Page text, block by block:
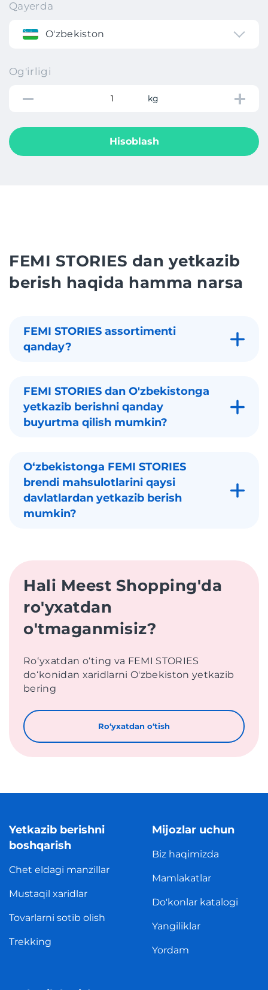
Qayerda
O'zbekiston
Og'irligi
kg
Hisoblash
FEMI STORIES dan yetkazib
berish haqida hamma narsa
FEMI STORIES assortimenti
qanday?
FEMI STORIES dan O'zbekistonga
yetkazib berishni qanday
buyurtma qilish mumkin?
Oʻzbekistonga FEMI STORIES
brendi mahsulotlarini qaysi
davlatlardan yetkazib berish
mumkin?
Hali Meest Shopping'da
ro'yxatdan
o'tmaganmisiz?
Roʻyxatdan oʻting va FEMI STORIES
doʻkonidan xaridlarni O'zbekiston yetkazib
bering
Roʻyxatdan oʻtish
Yetkazib berishni
boshqarish
Chet eldagi manzillar
Mustaqil xaridlar
Tovarlarni sotib olish
Trekking
Mijozlar uchun
Biz haqimizda
Mamlakatlar
Do'konlar katalogi
Yangiliklar
Yordam